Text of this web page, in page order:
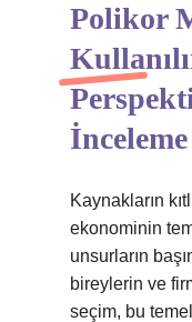
Polikor
İnceleme
Kaynakların
ekonominin
unsurların
bireylerin ve
seçim, bu